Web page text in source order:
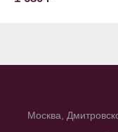
Москва,